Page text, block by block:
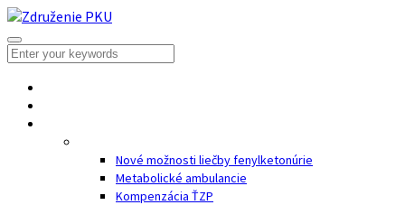
Nové možnosti liečby fenylketonúrie
Metabolické ambulancie
Kompenzácia ŤZP